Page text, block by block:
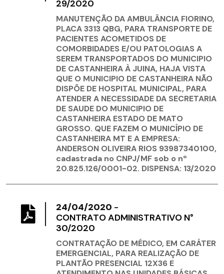
29/2020
MANUTENÇÃO DA AMBULÂNCIA FIORINO,
PLACA 3313 QBG, PARA TRANSPORTE DE
PACIENTES ACOMETIDOS DE
COMORBIDADES E/OU PATOLOGIAS A
SEREM TRANSPORTADOS DO MUNICIPIO
DE CASTANHEIRA À JUINA, HAJA VISTA
QUE O MUNICIPIO DE CASTANHEIRA NÃO
DISPÕE DE HOSPITAL MUNICIPAL, PARA
ATENDER A NECESSIDADE DA SECRETARIA
DE SAUDE DO MUNICIPIO DE
CASTANHEIRA ESTADO DE MATO
GROSSO. QUE FAZEM O MUNICÍPIO DE
CASTANHEIRA MT E A EMPRESA:
ANDERSON OLIVEIRA RIOS 93987340100,
cadastrada no CNPJ/MF sob o nº
20.825.126/0001-02. DISPENSA: 13/2020
24/04/2020 -
CONTRATO ADMINISTRATIVO N°
30/2020
CONTRATAÇÃO DE MÉDICO, EM CARÁTER
EMERGENCIAL, PARA REALIZAÇÃO DE
PLANTÃO PRESENCIAL 12X36 E